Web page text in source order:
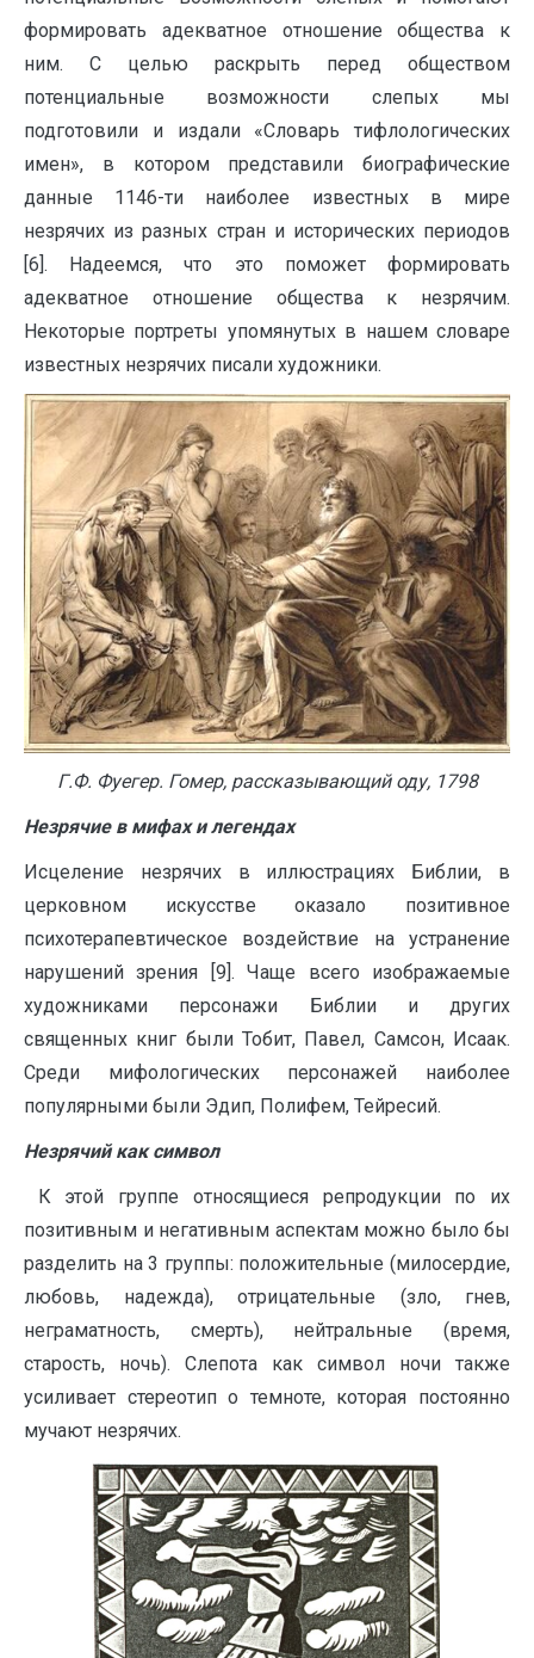
формировать адекватное отношение общества к
ним. С целью раскрыть перед обществом
потенциальные возможности слепых мы
подготовили и издали «Словарь тифлологических
имен», в котором представили биографические
данные 1146-ти наиболее известных в мире
незрячих из разных стран и исторических периодов
[6]. Надеемся, что это поможет формировать
адекватное отношение общества к незрячим.
Некоторые портреты упомянутых в нашем словаре
известных незрячих писали художники.
Г.Ф. Фуегер. Гомер, рассказывающий оду, 1798
Незрячие в мифах и легендах
Исцеление незрячих в иллюстрациях Библии, в
церковном искусстве оказало позитивное
психотерапевтическое воздействие на устранение
нарушений зрения [9]. Чаще всего изображаемые
художниками персонажи Библии и других
священных книг были Тобит, Павел, Самсон, Исаак.
Среди мифологических персонажей наиболее
популярными были Эдип, Полифем, Тейресий.
Незрячий как символ
К этой группе относящиеся репродукции по их
позитивным и негативным аспектам можно было бы
разделить на 3 группы: положительные (милосердие,
любовь, надежда), отрицательные (зло, гнев,
неграматность, смерть), нейтральные (время,
старость, ночь). Слепота как символ ночи также
усиливает стереотип о темноте, которая постоянно
мучают незрячих.